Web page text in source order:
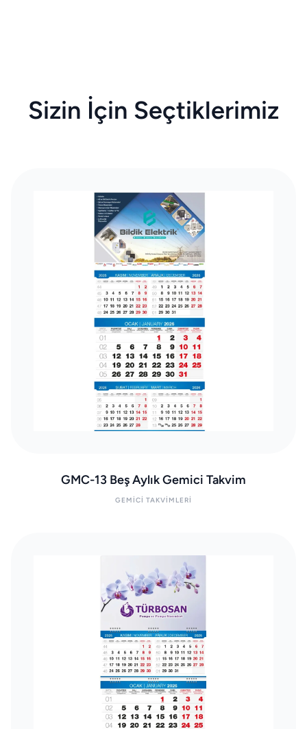
Sizin İçin Seçtiklerimiz
GMC-13 Beş Aylık Gemici Takvim
GEMICI TAKVIMLERI